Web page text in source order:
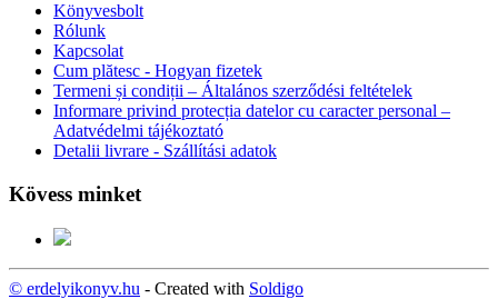
Könyvesbolt
Rólunk
Kapcsolat
Cum plătesc - Hogyan fizetek
Termeni și condiții – Általános szerződési feltételek
Informare privind protecția datelor cu caracter personal –
Adatvédelmi tájékoztató
Detalii livrare - Szállítási adatok
Kövess minket
© erdelyikonyv.hu - Created with Soldigo